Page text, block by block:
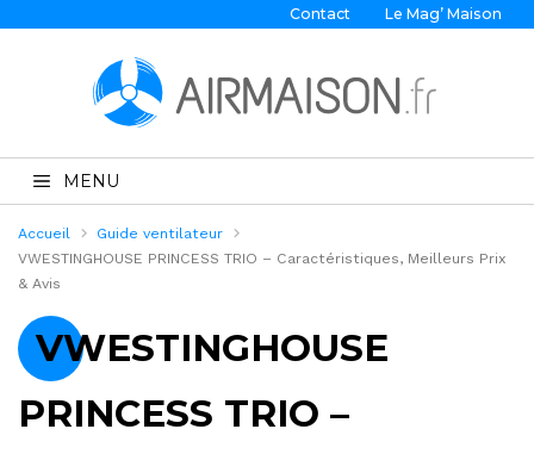
Contact Le Mag’ Maison
MENU
Accueil
Guide ventilateur
VWESTINGHOUSE PRINCESS TRIO – Caractéristiques, Meilleurs Prix
& Avis
VWESTINGHOUSE
PRINCESS TRIO –